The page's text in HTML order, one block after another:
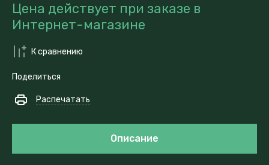
Цена действует при заказе в
Интернет-магазине
К сравнению
Поделиться
Распечатать
Описание